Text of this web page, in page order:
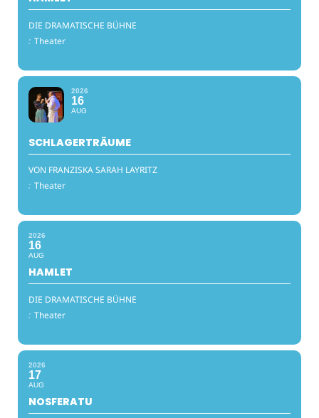
DIE DRAMATISCHE BÜHNE
: Theater
2026
16
AUG
SCHLAGERTRÄUME
VON FRANZISKA SARAH LAYRITZ
: Theater
2026
16
AUG
HAMLET
DIE DRAMATISCHE BÜHNE
: Theater
2026
17
AUG
NOSFERATU